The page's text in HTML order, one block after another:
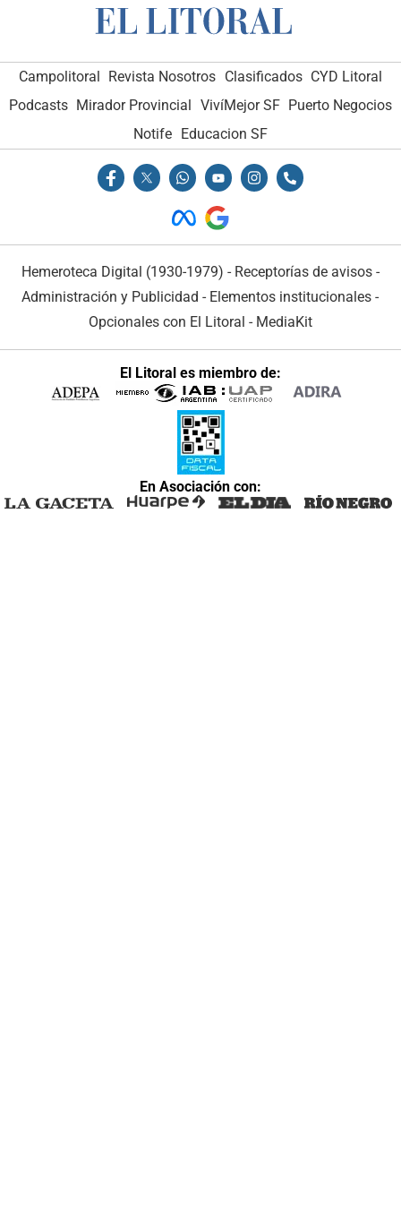
Campolitoral Revista Nosotros Clasificados CYD Litoral
Podcasts Mirador Provincial VivíMejor SF Puerto Negocios
Notife
Educacion SF
Hemeroteca Digital (1930-1979) - Receptorías de avisos -
Administración y Publicidad - Elementos institucionales -
Opcionales con El Litoral - MediaKit
El Litoral es miembro de:
En Asociación con: